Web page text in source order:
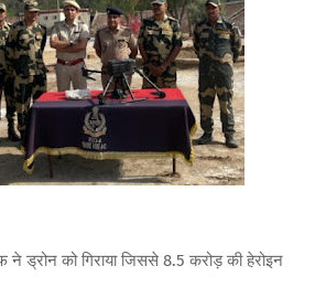
ड्रोन को गिराया जिससे 8.5 करोड़ की हेरोइन